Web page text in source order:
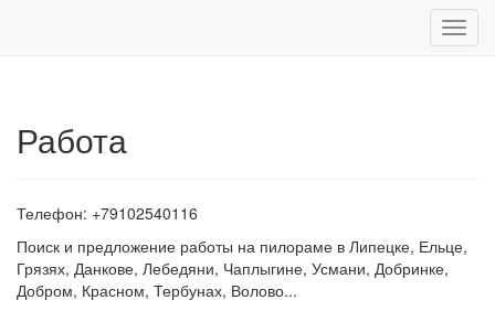
Работа
Телефон: +79102540116
Поиск и предложение работы на пилораме в Липецке, Ельце,
Грязях, Данкове, Лебедяни, Чаплыгине, Усмани, Добринке,
Добром, Красном, Тербунах, Волово...